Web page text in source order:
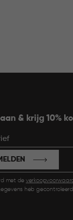
& krijg 10%
met de
heb